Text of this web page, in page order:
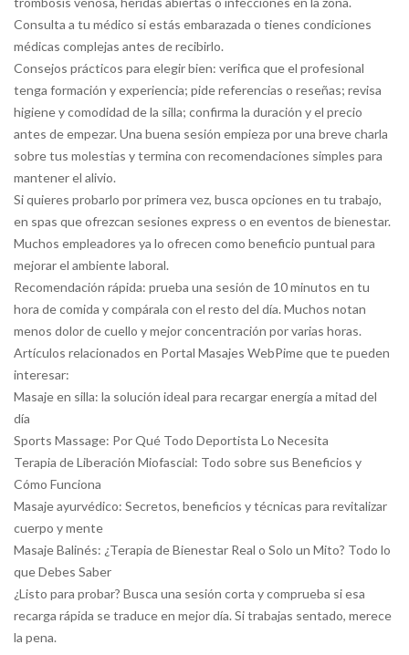
Consulta a tu médico si estás embarazada o tienes condiciones
médicas complejas antes de recibirlo.
Consejos prácticos para elegir bien: verifica que el profesional
tenga formación y experiencia; pide referencias o reseñas; revisa
higiene y comodidad de la silla; confirma la duración y el precio
antes de empezar. Una buena sesión empieza por una breve charla
sobre tus molestias y termina con recomendaciones simples para
mantener el alivio.
Si quieres probarlo por primera vez, busca opciones en tu trabajo,
en spas que ofrezcan sesiones express o en eventos de bienestar.
Muchos empleadores ya lo ofrecen como beneficio puntual para
mejorar el ambiente laboral.
Recomendación rápida: prueba una sesión de 10 minutos en tu
hora de comida y compárala con el resto del día. Muchos notan
menos dolor de cuello y mejor concentración por varias horas.
Artículos relacionados en Portal Masajes WebPime que te pueden
interesar:
Masaje en silla: la solución ideal para recargar energía a mitad del
día
Sports Massage: Por Qué Todo Deportista Lo Necesita
Terapia de Liberación Miofascial: Todo sobre sus Beneficios y
Cómo Funciona
Masaje ayurvédico: Secretos, beneficios y técnicas para revitalizar
cuerpo y mente
Masaje Balinés: ¿Terapia de Bienestar Real o Solo un Mito? Todo lo
que Debes Saber
¿Listo para probar? Busca una sesión corta y comprueba si esa
recarga rápida se traduce en mejor día. Si trabajas sentado, merece
la pena.